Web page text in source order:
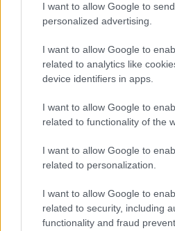
I want to allow Google to
personalized advertising.
I want to allow Google to
related to analytics like
device identifiers in apps.
I want to allow Google to
related to functionality of the
I want to allow Google to
related to personalization.
I want to allow Google to
related to security, including
functionality and fraud
legalábbis papíron.
beruházás , ,
Hatalmas áttörés: a
megszavazta, nem lesz
döntöttek a Tiszaligeti